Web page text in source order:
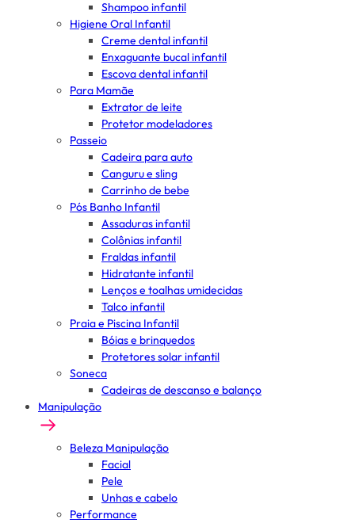
Shampoo infantil
Higiene Oral Infantil
Creme dental infantil
Enxaguante bucal infantil
Escova dental infantil
Para Mamãe
Extrator de leite
Protetor modeladores
Passeio
Cadeira para auto
Canguru e sling
Carrinho de bebe
Pós Banho Infantil
Assaduras infantil
Colônias infantil
Fraldas infantil
Hidratante infantil
Lenços e toalhas umidecidas
Talco infantil
Praia e Piscina Infantil
Bóias e brinquedos
Protetores solar infantil
Soneca
Cadeiras de descanso e balanço
Manipulação
Beleza Manipulação
Facial
Pele
Unhas e cabelo
Performance